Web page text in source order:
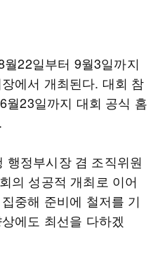
22일부터 9월3일까지
에서 개최된다. 대회 참
월23일까지 대회 공식 홈
행정부시장 겸 조직위원
의 성공적 개최로 이어
중해 준비에 철저를 기
에도 최선을 다하겠